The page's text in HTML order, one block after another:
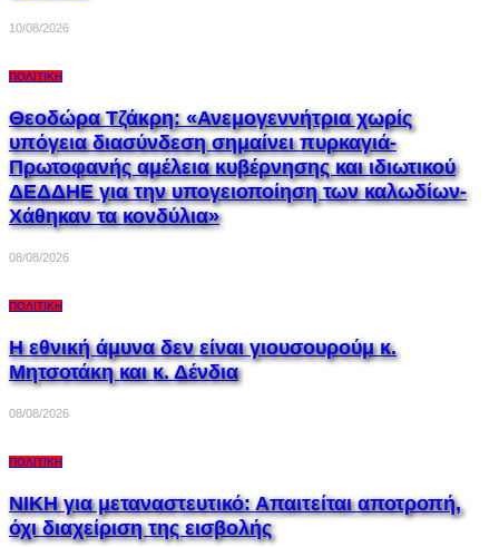
10/08/2026
ΠΟΛΙΤΙΚΉ
Θεοδώρα Τζάκρη: «Ανεμογεννήτρια χωρίς
υπόγεια διασύνδεση σημαίνει πυρκαγιά-
Πρωτοφανής αμέλεια κυβέρνησης και ιδιωτικού
ΔΕΔΔΗΕ για την υπογειοποίηση των καλωδίων-
Χάθηκαν τα κονδύλια»
08/08/2026
ΠΟΛΙΤΙΚΉ
Η εθνική άμυνα δεν είναι γιουσουρούμ κ.
Μητσοτάκη και κ. Δένδια
08/08/2026
ΠΟΛΙΤΙΚΉ
ΝΙΚΗ για μεταναστευτικό: Απαιτείται αποτροπή,
όχι διαχείριση της εισβολής